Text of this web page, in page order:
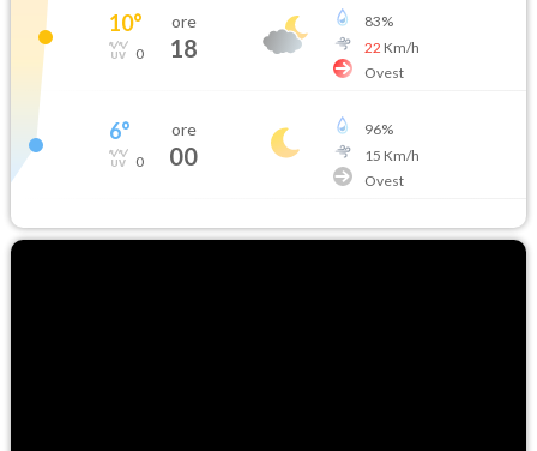
10°
0
ore
18
83%
22 Km/h
Ovest
6°
0
ore
00
96%
15 Km/h
Ovest